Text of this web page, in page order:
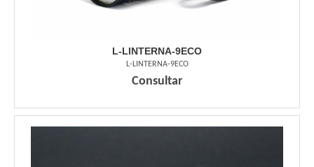
L-LINTERNA-9ECO
L-LINTERNA-9ECO
Consultar